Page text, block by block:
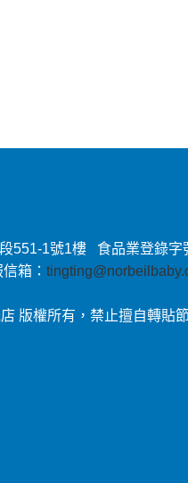
551-1號1樓 食品業登錄字
箱：
版權所有，禁止擅自轉貼